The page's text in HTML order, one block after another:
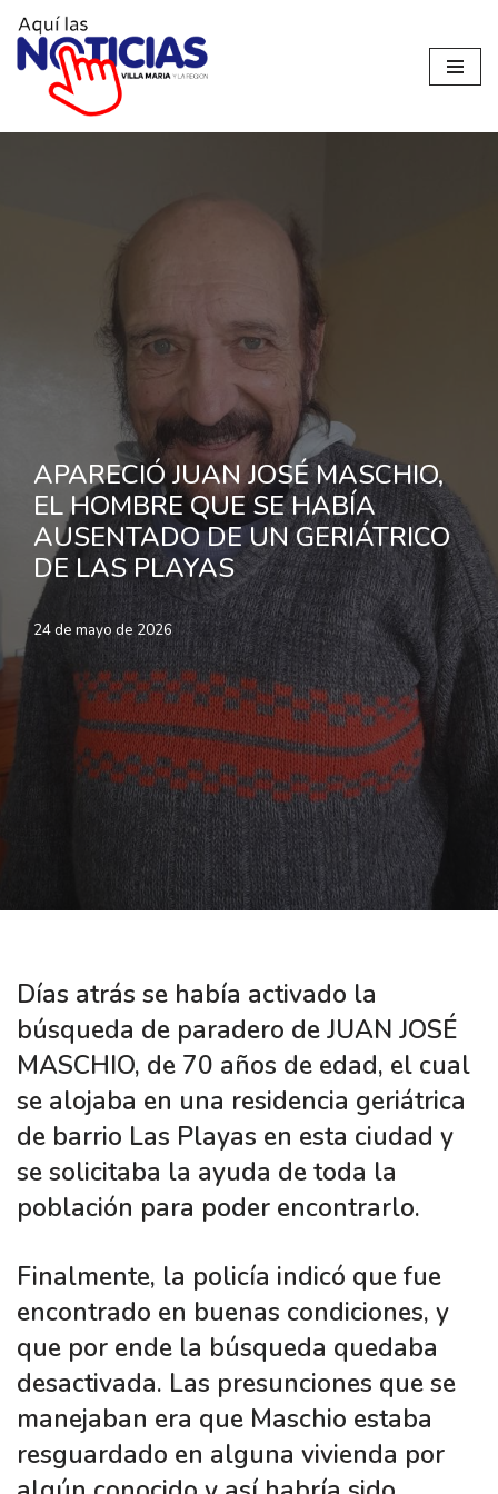
contenido
APARECIÓ JUAN JOSÉ MASCHIO,
EL HOMBRE QUE SE HABÍA
AUSENTADO DE UN GERIÁTRICO
DE LAS PLAYAS
24 de mayo de 2026
Días atrás se había activado la
búsqueda de paradero de JUAN JOSÉ
MASCHIO, de 70 años de edad, el cual
se alojaba en una residencia geriátrica
de barrio Las Playas en esta ciudad y
se solicitaba la ayuda de toda la
población para poder encontrarlo.
Finalmente, la policía indicó que fue
encontrado en buenas condiciones, y
que por ende la búsqueda quedaba
desactivada. Las presunciones que se
manejaban era que Maschio estaba
resguardado en alguna vivienda por